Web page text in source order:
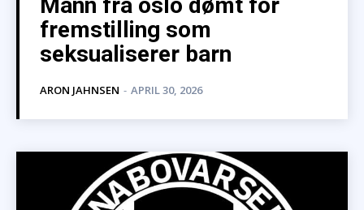
Mann fra oslo dømt for
fremstilling som
seksualiserer barn
ARON JAHNSEN - APRIL 30, 2026